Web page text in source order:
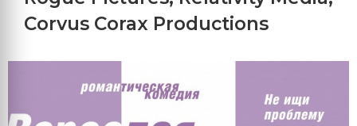
Corvus Corax Productions